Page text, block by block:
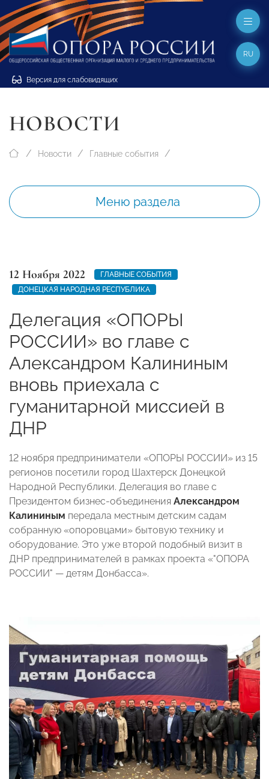
Версия для слабовидящих
RU
НОВОСТИ
Новости Главные события
Меню раздела
12 Ноября 2022
ГЛАВНЫЕ СОБЫТИЯ
ДОНЕЦКАЯ НАРОДНАЯ РЕСПУБЛИКА
Делегация «ОПОРЫ
РОССИИ» во главе с
Александром Калининым
вновь приехала с
гуманитарной миссией в
ДНР
12 ноября предприниматели «ОПОРЫ РОССИИ» из 15
регионов посетили город Шахтерск Донецкой
Народной Республики. Делегация во главе с
Президентом бизнес-объединения Александром
Калининым передала местным детским садам
собранную «опоровцами» бытовую технику и
оборудование. Это уже второй подобный визит в
ДНР предпринимателей в рамках проекта «"ОПОРА
РОССИИ" — детям Донбасса».